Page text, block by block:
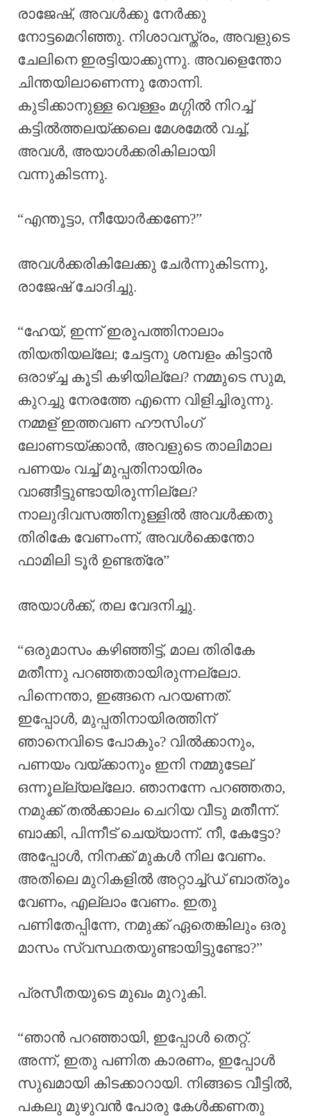
രാജേഷ്, അവൾക്കു നേർക്കു
നോട്ടമെറിഞ്ഞു. നിശാവസ്ത്രം, അവളുടെ
ചേലിനെ ഇരട്ടിയാക്കുന്നു. അവളെന്തോ
ചിന്തയിലാണെന്നു തോന്നി.
കുടിക്കാനുള്ള വെള്ളം മഗ്ഗിൽ നിറച്ച്
കട്ടിൽത്തലയ്ക്കലെ മേശമേൽ വച്ച്,
അവൾ, അയാൾക്കരികിലായി
വന്നുകിടന്നു.
“എന്തൂട്ടാ, നീയോർക്കണേ?”
അവൾക്കരികിലേക്കു ചേർന്നുകിടന്നു,
രാജേഷ് ചോദിച്ചു.
“ഹേയ്, ഇന്ന് ഇരുപത്തിനാലാം
തിയതിയല്ലേ; ചേട്ടനു ശമ്പളം കിട്ടാൻ
ഒരാഴ്ച്ച കൂടി കഴിയില്ലേ? നമ്മുടെ സുമ,
കുറച്ചു നേരത്തേ എന്നെ വിളിച്ചിരുന്നു.
നമ്മള് ഇത്തവണ ഹൗസിംഗ്
ലോണടയ്ക്കാൻ, അവളുടെ താലിമാല
പണയം വച്ച് മുപ്പതിനായിരം
വാങ്ങീട്ടുണ്ടായിരുന്നില്ലേ?
നാലുദിവസത്തിനുള്ളിൽ അവൾക്കതു
തിരികേ വേണംന്ന്, അവൾക്കെന്തോ
ഫാമിലി ടൂർ ഉണ്ടത്രേ”
അയാൾക്ക്, തല വേദനിച്ചു.
“ഒരുമാസം കഴിഞ്ഞിട്ട്, മാല തിരികേ
മതീന്നു പറഞ്ഞതായിരുന്നല്ലോ.
പിന്നെന്താ, ഇങ്ങനെ പറയണത്.
ഇപ്പോൾ, മുപ്പതിനായിരത്തിന്
ഞാനെവിടെ പോകും? വിൽക്കാനും,
പണയം വയ്ക്കാനും ഇനി നമ്മുടേല്
ഒന്നൂല്ല്യല്ലോ. ഞാനന്നേ പറഞ്ഞതാ,
നമുക്ക് തൽക്കാലം ചെറിയ വീടു മതീന്ന്.
ബാക്കി, പിന്നീട് ചെയ്യാന്ന്. നീ, കേട്ടോ?
അപ്പോൾ, നിനക്ക് മുകൾ നില വേണം.
അതിലെ മുറികളിൽ അറ്റാച്ച്ഡ് ബാത്രൂം
വേണം, എല്ലാം വേണം. ഇതു
പണിതേപ്പിന്നേ, നമുക്ക് ഏതെങ്കിലും ഒരു
മാസം സ്വസ്ഥതയുണ്ടായിട്ടുണ്ടോ?”
പ്രസീതയുടെ മുഖം മുറുകി.
“ഞാൻ പറഞ്ഞായി, ഇപ്പോൾ തെറ്റ്.
അന്ന്, ഇതു പണിത കാരണം, ഇപ്പോൾ
സുഖമായി കിടക്കാറായി. നിങ്ങടെ വീട്ടിൽ,
പകലു മുഴുവൻ പോരു കേൾക്കണതു